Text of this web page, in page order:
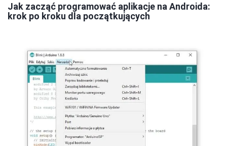
Jak zacząć programować aplikacje na Androida:
krok po kroku dla początkujących